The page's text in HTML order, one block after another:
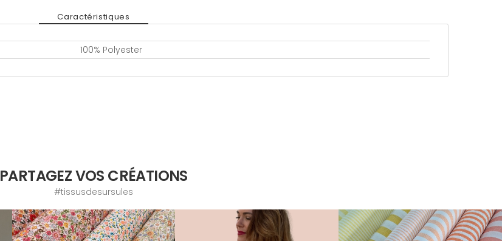
Caractéristiques
100% Polyester
PARTAGEZ VOS CRÉATIONS
#tissusdesursules